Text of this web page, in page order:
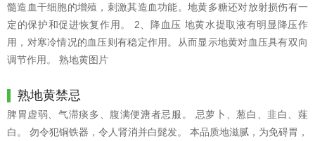
髓造血干细胞的增殖，刺激其造血功能。地黄多糖还对放射损伤有一
定的保护和促进恢复作用。 2、降血压 地黄水提取液有明显降压作
用，对寒冷情况的血压则有稳定作用。从而显示地黄对血压具有双向
调节作用。 熟地黄图片
熟地黄禁忌
脾胃虚弱、气滞痰多、腹满便溏者忌服。 忌萝卜、葱白、韭白、薤
白。 勿令犯铜铁器，令人肾消并白髭发。 本品质地滋腻，为免碍胃，